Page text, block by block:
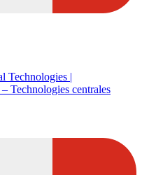
Technologies |
Technologies centrales